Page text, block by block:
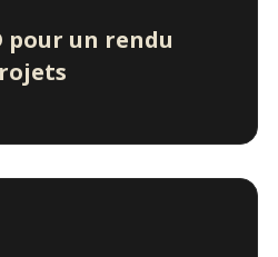
pour un rendu